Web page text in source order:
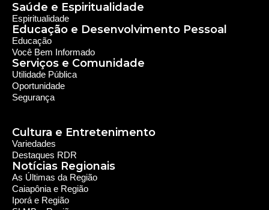
Saúde e Espiritualidade
Espiritualidade
Educação e Desenvolvimento Pessoal
Educação
Você Bem Informado
Serviços e Comunidade
Utilidade Pública
Oportunidade
Segurança
Cultura e Entretenimento
Notícias Regionais
As Últimas da Região
Caiapônia e Região
Iporá e Região
Variedades
Destaques RDR